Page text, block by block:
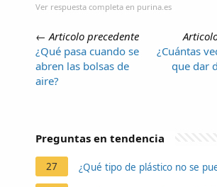
Ver respuesta completa en purina.es
← Articolo precedente
¿Qué pasa cuando se
abren las bolsas de
aire?
¿Cuántas
que dar
Preguntas en tendencia
27 ¿Qué tipo de plástico no se